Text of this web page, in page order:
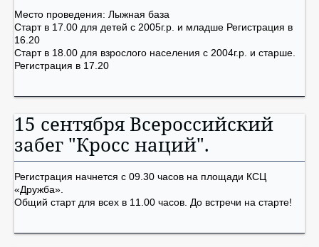
Место проведения: Лыжная база
Старт в 17.00 для детей с 2005г.р. и младше Регистрация в
16.20
Старт в 18.00 для взрослого населения с 2004г.р. и старше.
Регистрация в 17.20
15 сентября Всероссийский
забег "Кросс наций".
Регистрация начнется с 09.30 часов на площади КСЦ
«Дружба».
Общий старт для всех в 11.00 часов. До встречи на старте!